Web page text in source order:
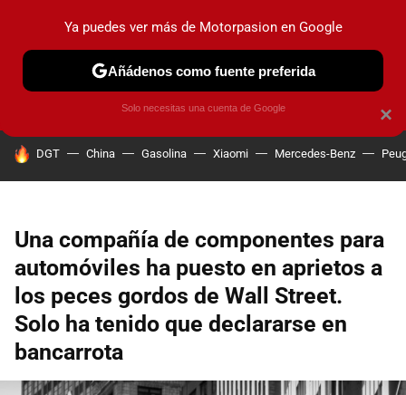
PRUEBAS COCHES ELÉCTRICOS OBSERVATORIO
HOY SE HABLA DE
DGT China Gasolina Xiaomi Mercedes-Benz
Una compañía de componentes para
automóviles ha puesto en aprietos a
los peces gordos de Wall Street.
Solo ha tenido que declararse en
bancarrota
×
Ya puedes ver más de Motorpasion en Google
Añádenos como fuente preferida
Solo necesitas una cuenta de Google